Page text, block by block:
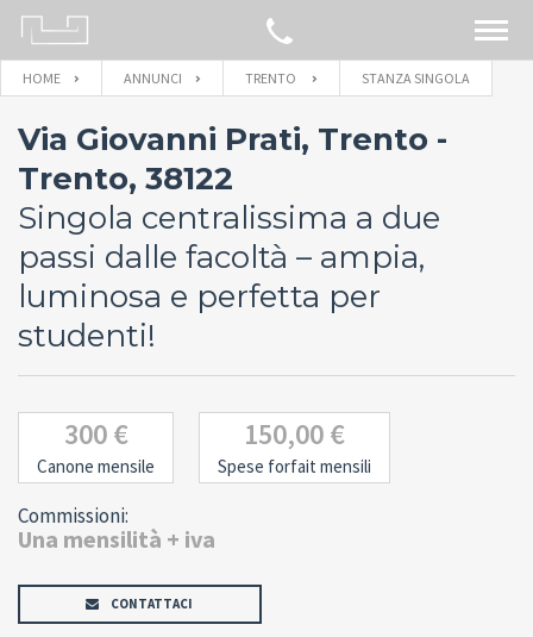
CERCA SULLA MAPPA
IMMOBILI
BLOG
CONTATTACI
HOME ANNUNCI TRENTO STANZA SINGOLA
Via Giovanni Prati, Trento -
Trento, 38122
Singola centralissima a due
passi dalle facoltà – ampia,
luminosa e perfetta per
studenti!
300 €
Canone mensile
150,00 €
Spese forfait mensili
Commissioni:
Una mensilità + iva
CONTATTACI